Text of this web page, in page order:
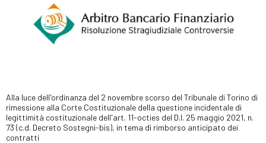
Alla luce dell'ordinanza del 2 novembre scorso del Tribunale di Torino di
rimessione alla Corte Costituzionale della questione incidentale di
legittimità costituzionale dell'art. 11-octies del D.l. 25 maggio 2021, n.
73 (c.d. Decreto Sostegni-bis), in tema di rimborso anticipato dei
contratti